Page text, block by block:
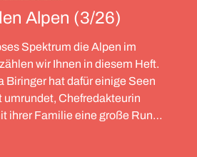
Alpen (3/26)
Spektrum die Alpen im
wir Ihnen in diesem Heft.
Biringer hat dafür einige Seen
umrundet, Chefredakteurin
ihrer Familie eine große Runde
Gipfel gegangen – von